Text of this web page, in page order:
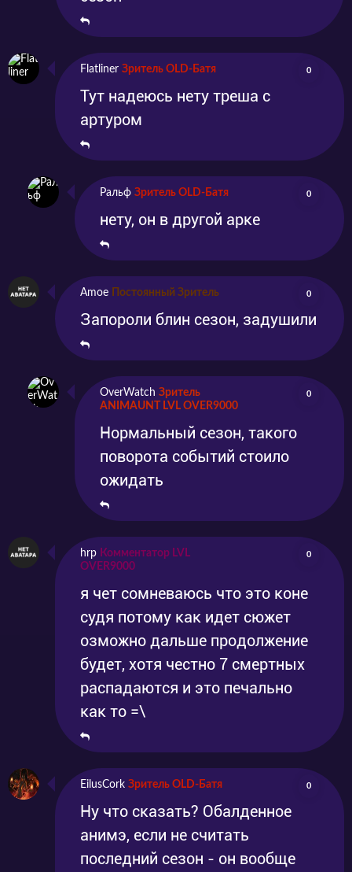
мнением и впечатлениями в комментариях.
Flatliner Зритель OLD-Батя 0
Тут надеюсь нету треша с
артуром
Ральф Зритель OLD-Батя 0
нету, он в другой арке
Amoe Постоянный Зритель 0
Запороли блин сезон, задушили
OverWatch Зритель
ANIMAUNT LVL OVER9000
0
Нормальный сезон, такого
поворота событий стоило
ожидать
hrp Комментатор LVL
OVER9000
0
я чет сомневаюсь что это коне
судя потому как идет сюжет
озможно дальше продолжение
будет, хотя честно 7 смертных
распадаются и это печально
как то =\
EilusCork Зритель OLD-Батя 0
Ну что сказать? Обалденное
анимэ, если не считать
последний сезон - он вообще